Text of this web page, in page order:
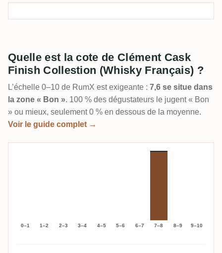
Quelle est la cote de Clément Cask
Finish Collestion (Whisky Français) ?
L’échelle 0–10 de RumX est exigeante : 7,6 se situe dans
la zone « Bon ». 100 % des dégustateurs le jugent « Bon
» ou mieux, seulement 0 % en dessous de la moyenne.
Voir le guide complet →
0–1 1–2 2–3 3–4 4–5 5–6 6–7 7–8 8–9 9–10